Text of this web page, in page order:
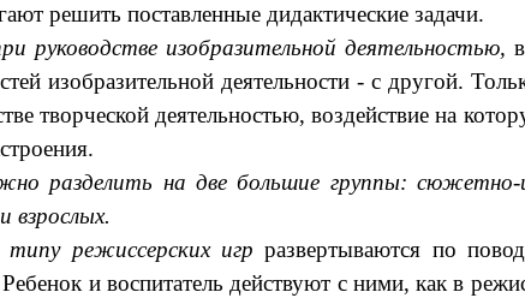
решить поставленные дидактические задачи.
руководстве изобразительной деятельностью,
изобразительной деятельности - с другой.
творческой деятельностью, воздействие на
разделить на две большие группы:
взрослых.
режиссерских игрразвертываются по
и воспитатель действуют с ними, как в